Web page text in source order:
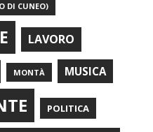
DI CUNEO)
LAVORO
MONTÀ MUSICA
POLITICA